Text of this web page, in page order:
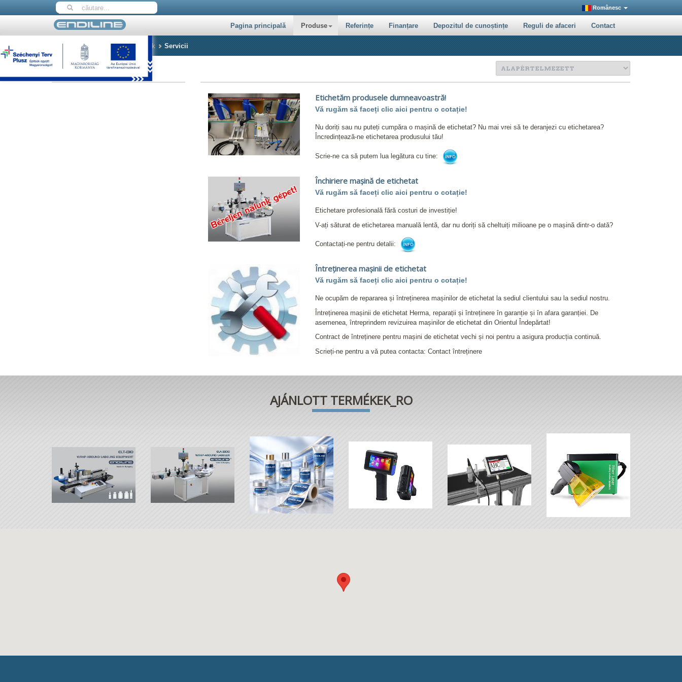
Românesc
Pagina principală Produse Referințe Finanțare Depozitul de cunoștințe Reguli de afaceri Contact
Home Produse Szolgáltatások Servicii
Szolgáltatások_ro
Etichetăm produsele dumneavoastră!
Vă rugăm să faceți clic aici pentru o cotație!
Nu doriți sau nu puteți cumpăra o mașină de etichetat? Nu mai vrei să te deranjezi cu etichetarea?
Încredințează-ne etichetarea produsului tău!
Scrie-ne ca să putem lua legătura cu tine:
Închiriere mașină de etichetat
Vă rugăm să faceți clic aici pentru o cotație!
Etichetare profesională fără costuri de investiție!
V-ați săturat de etichetarea manuală lentă, dar nu doriți să cheltuiți milioane pe o mașină dintr-o dată?
Contactați-ne pentru detalii:
Întreținerea mașinii de etichetat
Vă rugăm să faceți clic aici pentru o cotație!
Ne ocupăm de repararea și întreținerea mașinilor de etichetat la sediul clientului sau la sediul nostru.
Întreținerea mașinii de etichetat Herma, reparații și întreținere în garanție și în afara garanției. De
asemenea, întreprindem revizuirea mașinilor de etichetat din Orientul Îndepărtat!
Contract de întreținere pentru mașini de etichetat vechi și noi pentru a asigura producția continuă.
Scrieți-ne pentru a vă putea contacta: Contact întreținere
AJÁNLOTT TERMÉKEK_RO